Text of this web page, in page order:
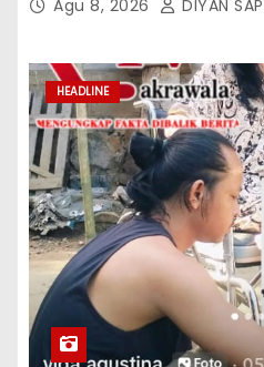
Agu 8, 2026 DIYAN
HEADLINE